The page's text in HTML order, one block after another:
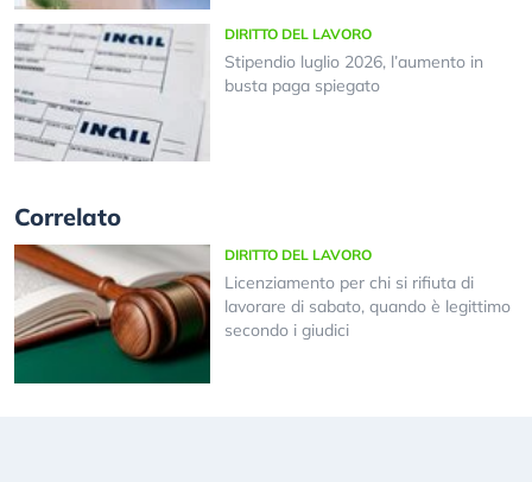
DIRITTO DEL LAVORO
Stipendio luglio 2026, l’aumento in
busta paga spiegato
Correlato
DIRITTO DEL LAVORO
Licenziamento per chi si rifiuta di
lavorare di sabato, quando è legittimo
secondo i giudici